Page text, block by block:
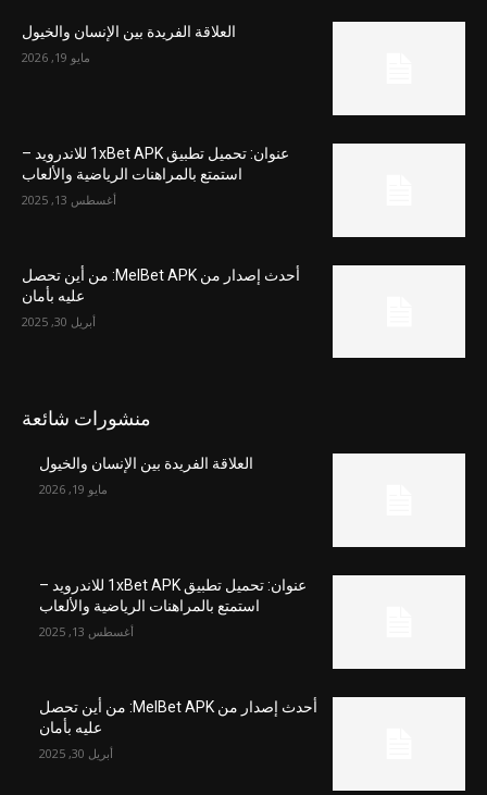
العلاقة الفريدة بين الإنسان والخيول
مايو 19, 2026
عنوان: تحميل تطبيق 1xBet APK للاندرويد –
استمتع بالمراهنات الرياضية والألعاب
أغسطس 13, 2025
أحدث إصدار من MelBet APK: من أين تحصل
عليه بأمان
أبريل 30, 2025
منشورات شائعة
العلاقة الفريدة بين الإنسان والخيول
مايو 19, 2026
عنوان: تحميل تطبيق 1xBet APK للاندرويد –
استمتع بالمراهنات الرياضية والألعاب
أغسطس 13, 2025
أحدث إصدار من MelBet APK: من أين تحصل
عليه بأمان
أبريل 30, 2025